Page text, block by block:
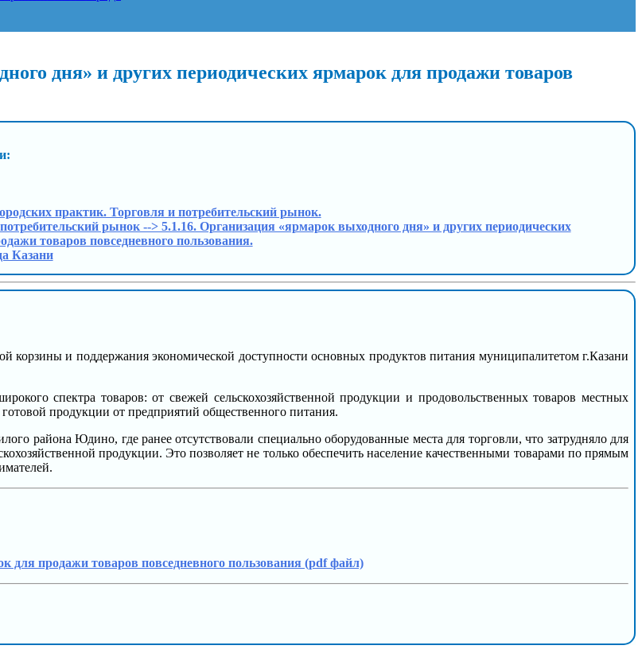
дня» и других периодических ярмарок для продажи товаров
практик. Торговля и потребительский рынок.
рынок --> 5.1.16. Организация «ярмарок выходного дня» и других периодических
товаров повседневного пользования.
Казани
корзины и поддержания экономической доступности основных продуктов питания муниципалитетом г.Казани
спектра товаров: от свежей сельскохозяйственной продукции и продовольственных товаров местных
продукции от предприятий общественного питания.
района Юдино, где ранее отсутствовали специально оборудованные места для торговли, что затрудняло для
продукции. Это позволяет не только обеспечить население качественными товарами по прямым
для продажи товаров повседневного пользования (pdf файл)